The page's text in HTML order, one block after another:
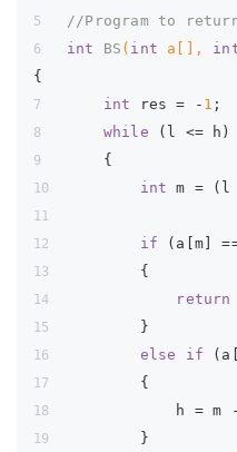
//Program to
int
BS ( int a[],
{
int res = - 1 ;
while (l <= h)
    {
int m =
if (a[m]
        {
return
        }
else
if
        {
h = m
        }